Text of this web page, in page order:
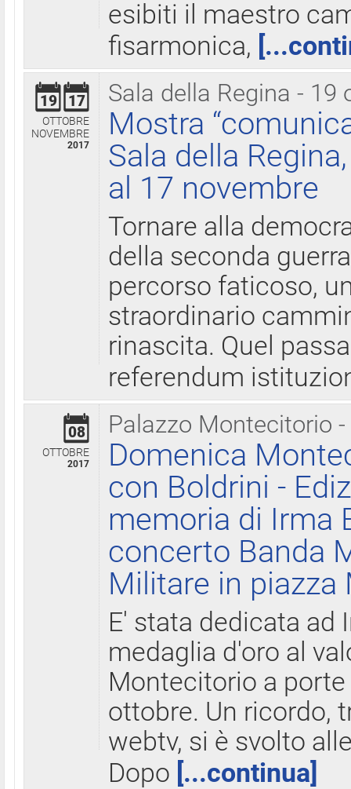
esibiti il maestro
fisarmonica,
Sala della Regina - 19
19 17
OTTOBRE
NOVEMBRE
2017
Mostra
Sala della
al 17 novembre
Tornare alla
della seconda
percorso faticoso,
straordinario
rinascita. Quel
referendum
Palazzo Montecitorio
08
OTTOBRE
2017
Domenica
con Boldrini -
memoria di Irma
concerto Banda
Militare in
E' stata dedicata ad
medaglia d'oro al
Montecitorio a
ottobre. Un ricordo,
webtv, si è svolto
Dopo [...continua]